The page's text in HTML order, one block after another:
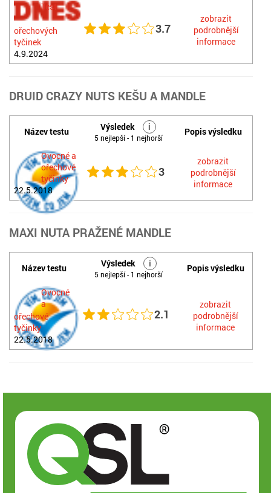
Test
ořechových
tyčinek
4.9.2024
3.7
zobrazit
podrobnější
informace
DRUID CRAZY NUTS KEŠU A MANDLE
Název testu Výsledek i
5 nejlepší - 1 nejhorší
Popis výsledku
Ovocné a
ořechové
tyčinky
22.5.2018
3
zobrazit
podrobnější
informace
MAXI NUTA PRAŽENÉ MANDLE
Název testu Výsledek i
5 nejlepší - 1 nejhorší
Popis výsledku
Ovocné
a
ořechové
tyčinky
22.5.2018
2.1
zobrazit
podrobnější
informace